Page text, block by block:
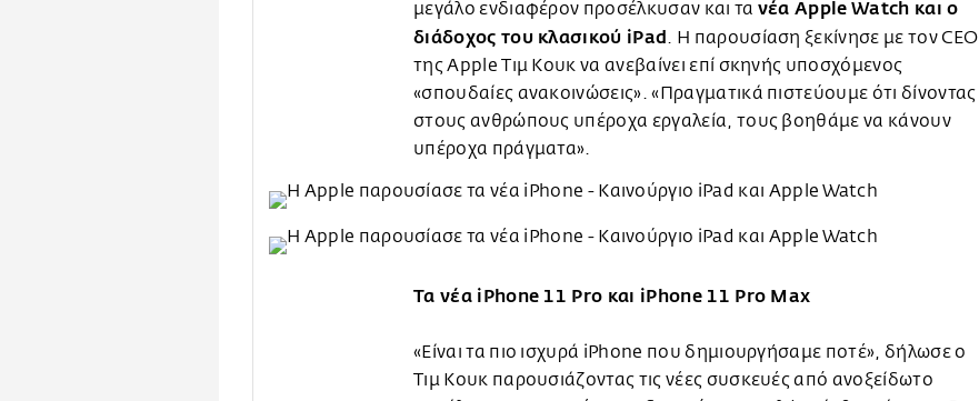
μεγάλο ενδιαφέρον προσέλκυσαν και τα νέα Apple Watch και ο
διάδοχος του κλασικού iPad. Η παρουσίαση ξεκίνησε με τον CEO
της Apple Τιμ Κουκ να ανεβαίνει επί σκηνής υποσχόμενος
«σπουδαίες ανακοινώσεις». «Πραγματικά πιστεύουμε ότι δίνοντας
στους ανθρώπους υπέροχα εργαλεία, τους βοηθάμε να κάνουν
υπέροχα πράγματα».
Τα νέα iPhone 11 Pro και iPhone 11 Pro Max
«Είναι τα πιο ισχυρά iPhone που δημιουργήσαμε ποτέ», δήλωσε ο
Τιμ Κουκ παρουσιάζοντας τις νέες συσκευές από ανοξείδωτο